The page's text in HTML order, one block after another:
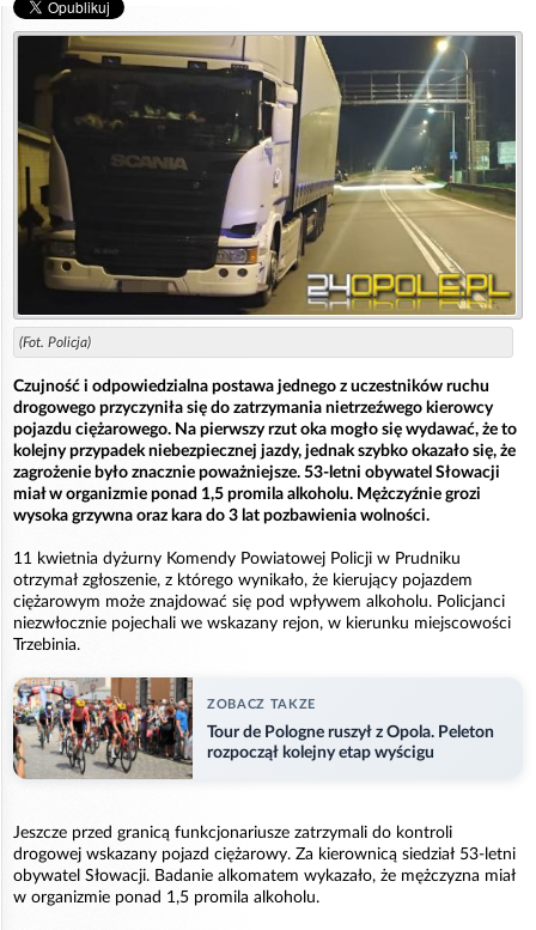
(Fot. Policja)
Czujność i odpowiedzialna postawa jednego z uczestników ruchu
drogowego przyczyniła się do zatrzymania nietrzeźwego kierowcy
pojazdu ciężarowego. Na pierwszy rzut oka mogło się wydawać, że to
kolejny przypadek niebezpiecznej jazdy, jednak szybko okazało się, że
zagrożenie było znacznie poważniejsze. 53-letni obywatel Słowacji
miał w organizmie ponad 1,5 promila alkoholu. Mężczyźnie grozi
wysoka grzywna oraz kara do 3 lat pozbawienia wolności.
11 kwietnia dyżurny Komendy Powiatowej Policji w Prudniku
otrzymał zgłoszenie, z którego wynikało, że kierujący pojazdem
ciężarowym może znajdować się pod wpływem alkoholu. Policjanci
niezwłocznie pojechali we wskazany rejon, w kierunku miejscowości
Trzebinia.
ZOBACZ TAKZE
Tour de Pologne ruszył z Opola. Peleton
rozpoczął kolejny etap wyścigu
Jeszcze przed granicą funkcjonariusze zatrzymali do kontroli
drogowej wskazany pojazd ciężarowy. Za kierownicą siedział 53-letni
obywatel Słowacji. Badanie alkomatem wykazało, że mężczyzna miał
w organizmie ponad 1,5 promila alkoholu.